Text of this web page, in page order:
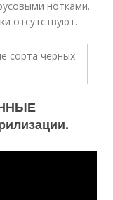
нотками.
отсутствуют.